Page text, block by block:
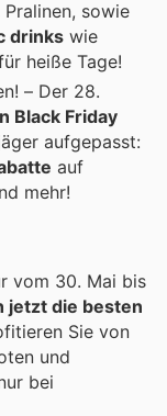
Pralinen, sowie
drinks wie
heiße Tage!
– Der 28.
Black Friday
aufgepasst:
auf
mehr!
vom 30. Mai bis
jetzt die besten
Sie von
und
bei